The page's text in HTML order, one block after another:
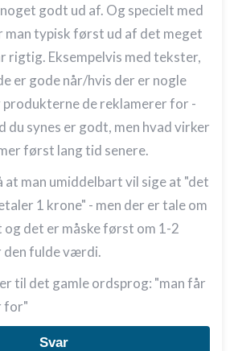
godt ud af. Og specielt med
man typisk først ud af det meget
rigtig. Eksempelvis med tekster,
er gode når/hvis der er nogle
produkterne de reklamerer for -
du synes er godt, men hvad virker
først lang tid senere.
at man umiddelbart vil sige at "det
1 krone" - men der er tale om
det er måske først om 1-2
den fulde værdi.
til det gamle ordsprog: "man får
for"
Svar